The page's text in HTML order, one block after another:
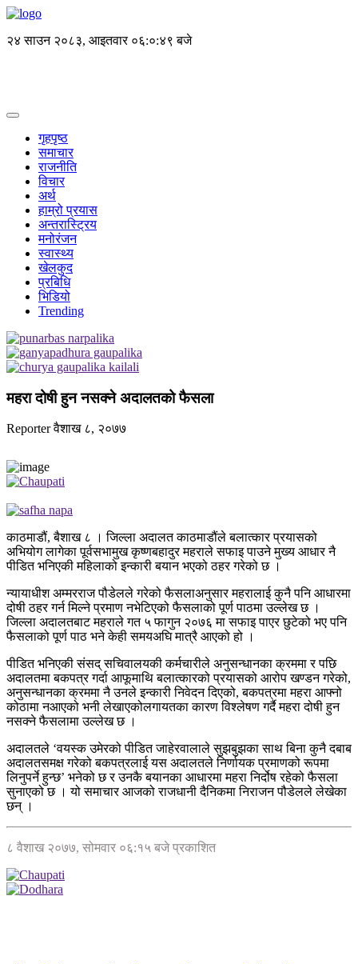
२४ साउन २०८३, आइतवार ०६:०:४९ बजे
गृहपृष्ठ
समाचार
राजनीति
विचार
अर्थ
हाम्रो प्रयास
अन्तरास्ट्रिय
मनोरंजन
स्वास्थ्य
खेलकुद
प्रबिधि
भिडियो
Trending
महरा दोषी हुन नसक्ने अदालतको फैसला
Reporterवैशाख ८, २०७७
काठमाडौं, बैशाख ८ । जिल्ला अदालत काठमाडौंले बलात्कार प्रयासको
अभियोग लागेका पूर्वसभामुख कृष्णबहादुर महराले सफाइ पाउने मुख्य आधार नै
पीडित भनिएकी महिलाको इन्कारी बयान भएको ठहर गरेको छ ।
न्यायाधीश अम्मरराज पौडेलले गरेको फैसलाअनुसार महरालाई कुनै पनि आधारमा
दोषी ठहर गर्न मिल्ने प्रमाण नभेटिएको फैसलाको पूर्ण पाठमा उल्लेख छ ।
जिल्ला अदालतबाट महराले गत ५ फागुन २०७६ मा सफाइ पाएर छुटेको भए पनि
फैसलाको पूर्ण पाठ भने केही समयअघि मात्रै आएको हो ।
पीडित भनिएकी संसद् सचिवालयकी कर्मचारीले अनुसन्धानका क्रममा र पछि
अदालतमा बकपत्र गर्दा आफूमाथि बलात्कारको प्रयासको आरोप खण्डन गरेको,
अनुसन्धानका क्रममा नै उनले इन्कारी निवेदन दिएको, बकपत्रमा महरा आफ्नो
कोठामा नआएको भनी लेखाएकोलगायतका कारण विश्लेषण गर्दै महरा दोषी हुन
नसक्ने फैसलामा उल्लेख छ ।
अदालतले ‘वयस्क उमेरको पीडित जाहेरवालाले सुझबुझका साथ बिना कुनै दबाब
अदालतसमक्ष गरेको बकपत्रलाई यस अदालतले निर्णायक प्रमाणको रूपमा
लिनुपर्ने हुन्छ’ भनेको छ र उनकै बयानका आधारमा महरा निर्दोष रहेको फैसला
सुनाएको छ । यो समाचार आजको राजधानी दैनिकमा निराजन पौडेलले लेखेका
छन् ।
८ वैशाख २०७७, सोमवार ०६:१५ बजे प्रकाशित